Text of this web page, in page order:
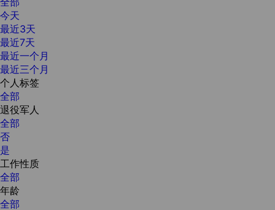
今天
最近3天
最近7天
最近一个月
最近三个月
个人标签
全部
退役军人
全部
否
是
工作性质
全部
年龄
全部